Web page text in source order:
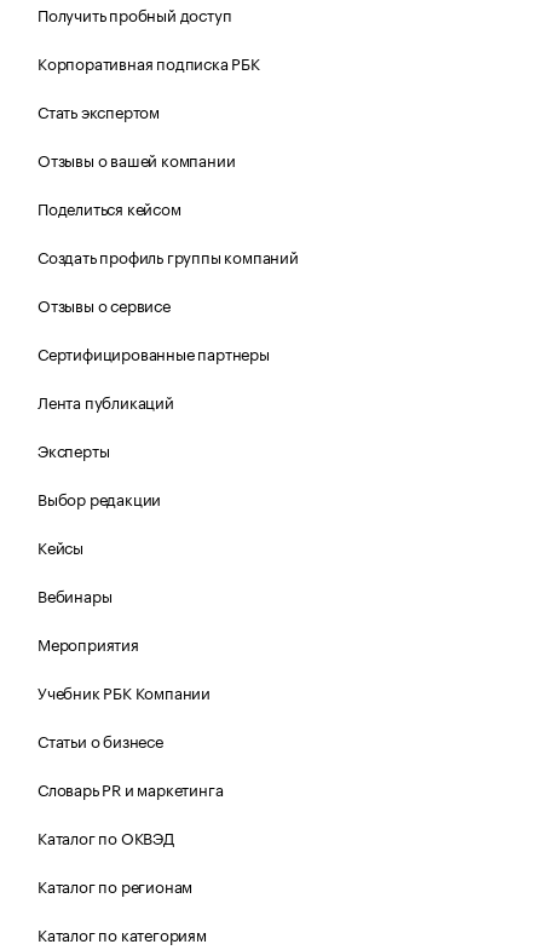
Получить пробный доступ
Корпоративная подписка РБК
Стать экспертом
Отзывы о вашей компании
Поделиться кейсом
Создать профиль группы компаний
Отзывы о сервисе
Сертифицированные партнеры
Лента публикаций
Эксперты
Выбор редакции
Кейсы
Вебинары
Мероприятия
Учебник РБК Компании
Статьи о бизнесе
Словарь PR и маркетинга
Каталог по ОКВЭД
Каталог по регионам
Каталог по категориям